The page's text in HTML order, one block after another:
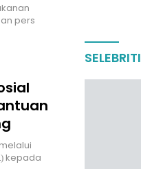
pers
kepada
SELEBRITI